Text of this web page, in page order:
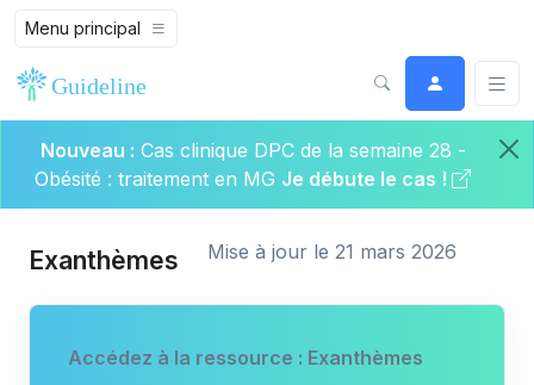
Menu principal
Nouveau : Cas clinique DPC de la semaine 28 -
Obésité : traitement en MG Je débute le cas !
Exanthèmes Mise à jour le 21 mars 2026
Accédez à la ressource : Exanthèmes